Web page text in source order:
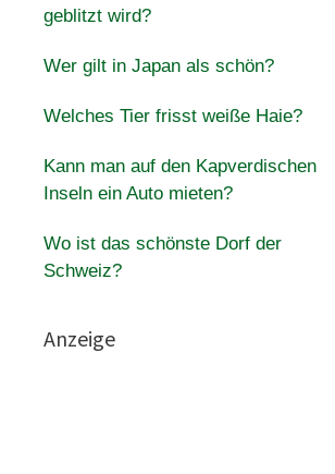
geblitzt wird?
Wer gilt in Japan als schön?
Welches Tier frisst weiße Haie?
Kann man auf den Kapverdischen
Inseln ein Auto mieten?
Wo ist das schönste Dorf der
Schweiz?
Anzeige